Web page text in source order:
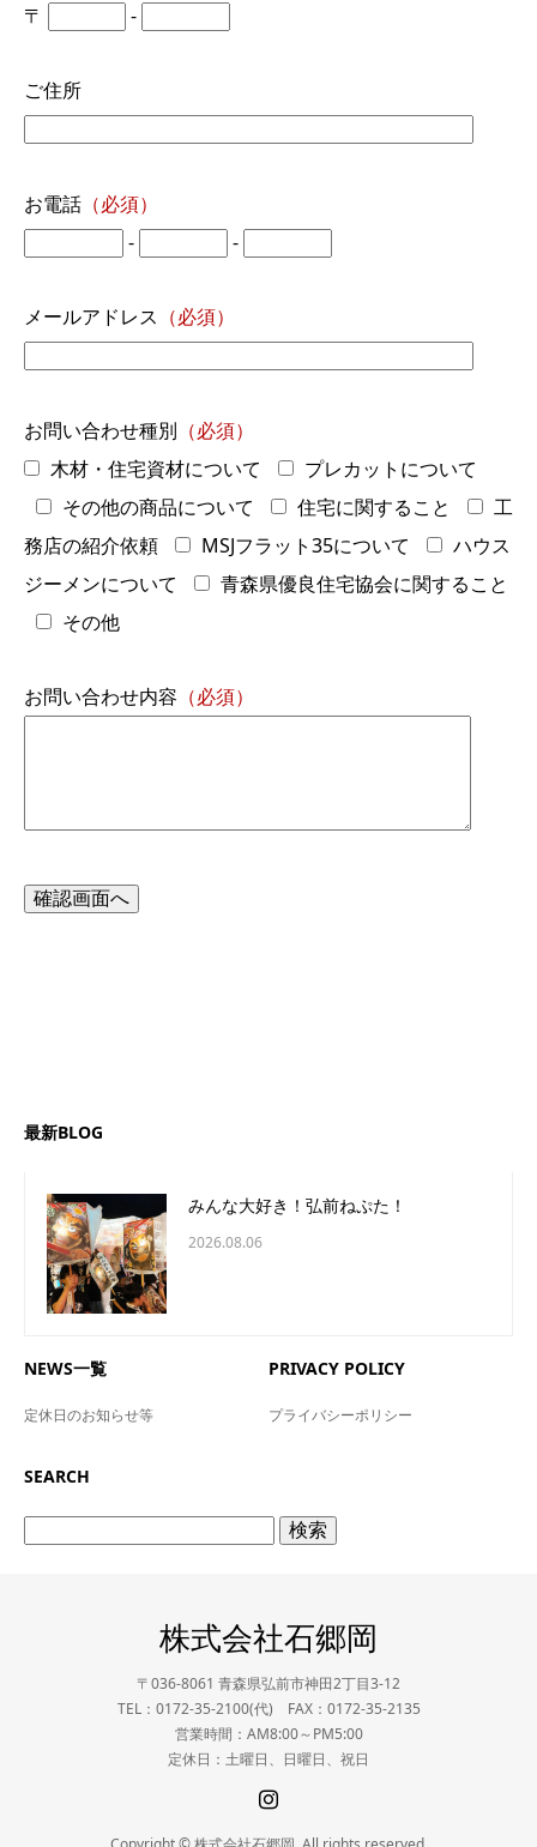
〒
-
ご住所
お電話 （必須）
-
-
メールアドレス （必須）
お問い合わせ種別 （必須）
木材・住宅資材について
プレカットについて
その他の商品について
住宅に関すること
工
務店の紹介依頼
MSJフラット35について
ハウス
ジーメンについて
青森県優良住宅協会に関すること
その他
お問い合わせ内容 （必須）
最新BLOG
みんな大好き！弘前ねぷた！
2026.08.06
NEWS一覧
定休日のお知らせ等
PRIVACY POLICY
プライバシーポリシー
SEARCH
検
索:
株式会社石郷岡
〒036-8061 青森県弘前市神田2丁目3-12
TEL：0172-35-2100(代) FAX：0172-35-2135
営業時間：AM8:00～PM5:00
定休日：土曜日、日曜日、祝日